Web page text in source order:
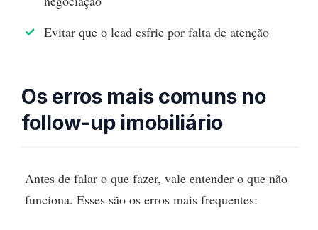
Evitar que o lead esfrie por falta de atenção
Os erros mais comuns no
follow-up imobiliário
Antes de falar o que fazer, vale entender o que não
funciona. Esses são os erros mais frequentes: